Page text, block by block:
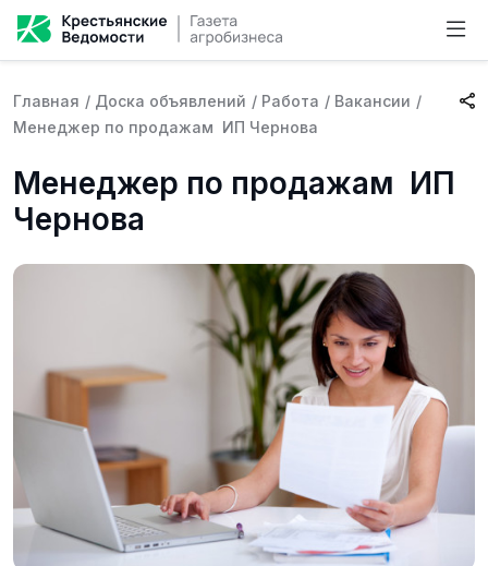
Главная / Доска объявлений / Работа / Вакансии /
Менеджер по продажам ИП Чернова
Менеджер по продажам ИП
Чернова